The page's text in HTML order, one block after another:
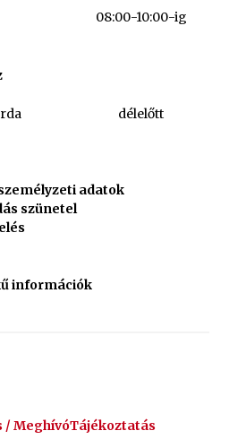
08:00-10:00-ig
délelőtt
adatok
szünetel
információk
/ MeghívóTájékoztatás